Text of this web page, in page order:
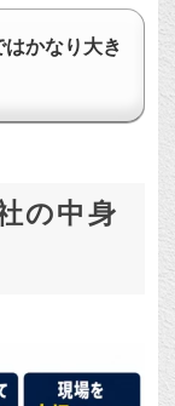
かなり大き
の中身